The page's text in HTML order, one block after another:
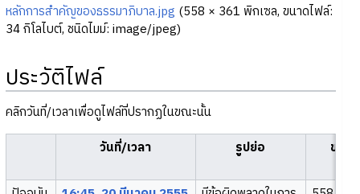
หลักการสำคัญของธรรมาภิบาล.jpg (558 × 361 พิกเซล, ขนาดไฟล์:
34 กิโลไบต์, ชนิดไมม์: image/jpeg)
ประวัติไฟล์
คลิกวันที่/เวลาเพื่อดูไฟล์ที่ปรากฏในขณะนั้น
วันที่/เวลา
รูปย่อ ขนาด